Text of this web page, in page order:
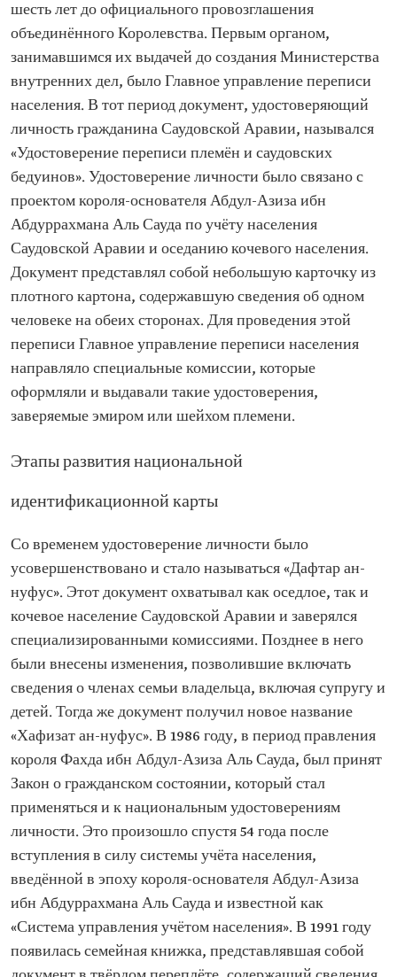
шесть лет до официального провозглашения
объединённого Королевства. Первым органом,
занимавшимся их выдачей до создания Министерства
внутренних дел, было Главное управление переписи
населения. В тот период документ, удостоверяющий
личность гражданина Саудовской Аравии, назывался
«Удостоверение переписи племён и саудовских
бедуинов». Удостоверение личности было связано с
проектом короля-основателя Абдул-Азиза ибн
Абдуррахмана Аль Сауда по учёту населения
Саудовской Аравии и оседанию кочевого населения.
Документ представлял собой небольшую карточку из
плотного картона, содержавшую сведения об одном
человеке на обеих сторонах. Для проведения этой
переписи Главное управление переписи населения
направляло специальные комиссии, которые
оформляли и выдавали такие удостоверения,
заверяемые эмиром или шейхом племени.
Этапы развития национальной
идентификационной карты
Со временем удостоверение личности было
усовершенствовано и стало называться «Дафтар ан-
нуфус». Этот документ охватывал как оседлое, так и
кочевое население Саудовской Аравии и заверялся
специализированными комиссиями. Позднее в него
были внесены изменения, позволившие включать
сведения о членах семьи владельца, включая супругу и
детей. Тогда же документ получил новое название
«Хафизат ан-нуфус». В 1986 году, в период правления
короля Фахда ибн Абдул-Азиза Аль Сауда, был принят
Закон о гражданском состоянии, который стал
применяться и к национальным удостоверениям
личности. Это произошло спустя 54 года после
вступления в силу системы учёта населения,
введённой в эпоху короля-основателя Абдул-Азиза
ибн Абдуррахмана Аль Сауда и известной как
«Система управления учётом населения». В 1991 году
появилась семейная книжка, представлявшая собой